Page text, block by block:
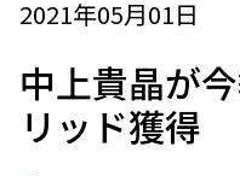
2021年05月01日
中上貴晶が
リッド獲得